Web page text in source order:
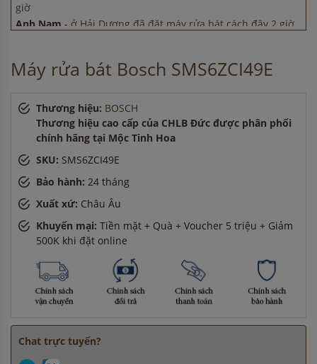
Anh Quang
Chị Hương - ở Quảng Ninh đã đặt lò vi sóng cách đây 1 giờ
Máy rửa bát Bosch SMS6ZCI49E
Thương hiệu: BOSCH
Thương hiệu cao cấp của CHLB Đức được phân phối
chính hãng tại Mộc Tinh Hoa
SKU: SMS6ZCI49E
Bảo hành: 24 tháng
Xuất xứ: Châu Âu
Khuyến mại: Tiền mặt + Quà + Voucher 5 triệu + Giảm
500K khi đặt online
Chat trực tuyến?